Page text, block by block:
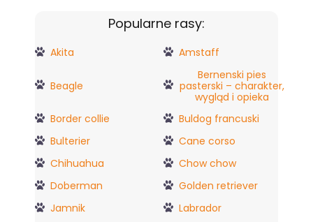
Popularne rasy:
Akita Amstaff
Beagle
Bernenski pies
pasterski – charakter,
wygląd i opieka
Border collie
Buldog francuski
Bulterier
Cane corso
Chihuahua
Chow chow
Doberman
Golden retriever
Jamnik
Labrador